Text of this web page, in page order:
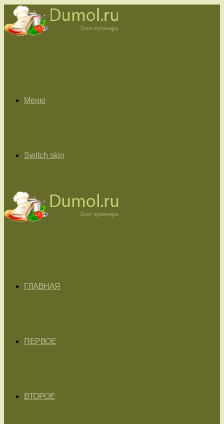
Меню
Switch skin
ГЛАВНАЯ
ПЕРВОЕ
ВТОРОЕ